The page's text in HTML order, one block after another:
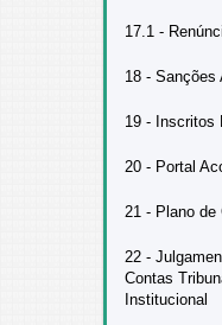
17.1 -
18 - Sanções
19 - Inscritos
20 - Portal
21 - Plano de
22 -
Contas
Institucional